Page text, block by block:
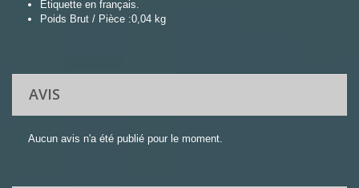
Etiquette en français.
Poids Brut / Pièce :0,04 kg
AVIS
Aucun avis n'a été publié pour le moment.